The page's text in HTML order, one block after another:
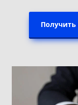
Получить